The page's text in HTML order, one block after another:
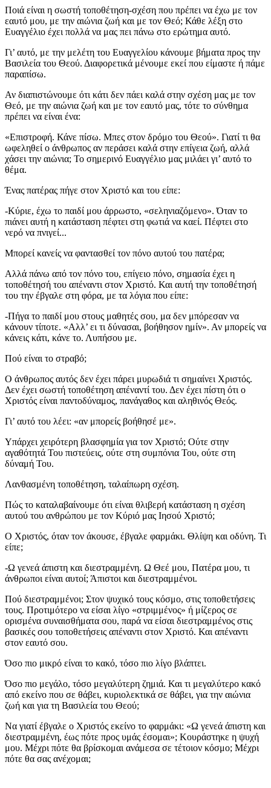
Ποιά είναι η σωστή τοποθέτηση-σχέση που πρέπει να έχω με τον
εαυτό μου, με την αιώνια ζωή και με τον Θεό; Κάθε λέξη στο
Ευαγγέλιο έχει πολλά να μας πει πάνω στο ερώτημα αυτό.
Γι’ αυτό, με την μελέτη του Ευαγγελίου κάνουμε βήματα προς την
Βασιλεία του Θεού. Διαφορετικά μένουμε εκεί που είμαστε ή πάμε
παραπίσω.
Αν διαπιστώνουμε ότι κάτι δεν πάει καλά στην σχέση μας με τον
Θεό, με την αιώνια ζωή και με τον εαυτό μας, τότε το σύνθημα
πρέπει να είναι ένα:
«Επιστροφή. Κάνε πίσω. Μπες στον δρόμο του Θεού». Γιατί τι θα
ωφεληθεί ο άνθρωπος αν περάσει καλά στην επίγεια ζωή, αλλά
χάσει την αιώνια; Το σημερινό Ευαγγέλιο μας μιλάει γι’ αυτό το
θέμα.
Ένας πατέρας πήγε στον Χριστό και του είπε:
-Κύριε, έχω το παιδί μου άρρωστο, «σεληνιαζόμενο». Όταν το
πιάνει αυτή η κατάσταση πέφτει στη φωτιά να καεί. Πέφτει στο
νερό να πνιγεί...
Μπορεί κανείς να φαντασθεί τον πόνο αυτού του πατέρα;
Αλλά πάνω από τον πόνο του, επίγειο πόνο, σημασία έχει η
τοποθέτησή του απέναντι στον Χριστό. Και αυτή την τοποθέτησή
του την έβγαλε στη φόρα, με τα λόγια που είπε:
-Πήγα το παιδί μου στους μαθητές σου, μα δεν μπόρεσαν να
κάνουν τίποτε. «Αλλ’ ει τι δύνασαι, βοήθησον ημίν». Αν μπορείς να
κάνεις κάτι, κάνε το. Λυπήσου με.
Πού είναι το στραβό;
Ο άνθρωπος αυτός δεν έχει πάρει μυρωδιά τι σημαίνει Χριστός.
Δεν έχει σωστή τοποθέτηση απέναντί του. Δεν έχει πίστη ότι ο
Χριστός είναι παντοδύναμος, πανάγαθος και αληθινός Θεός.
Γι’ αυτό του λέει: «αν μπορείς βοήθησέ με».
Υπάρχει χειρότερη βλασφημία για τον Χριστό; Ούτε στην
αγαθότητά Του πιστεύεις, ούτε στη συμπόνια Του, ούτε στη
δύναμή Του.
Λανθασμένη τοποθέτηση, ταλαίπωρη σχέση.
Πώς το καταλαβαίνουμε ότι είναι θλιβερή κατάσταση η σχέση
αυτού του ανθρώπου με τον Κύριό μας Ιησού Χριστό;
Ο Χριστός, όταν τον άκουσε, έβγαλε φαρμάκι. Θλίψη και οδύνη. Τι
είπε;
-Ω γενεά άπιστη και διεστραμμένη. Ω Θεέ μου, Πατέρα μου, τι
άνθρωποι είναι αυτοί; Άπιστοι και διεστραμμένοι.
Πού διεστραμμένοι; Στον ψυχικό τους κόσμο, στις τοποθετήσεις
τους. Προτιμότερο να είσαι λίγο «στριμμένος» ή μίζερος σε
ορισμένα συναισθήματα σου, παρά να είσαι διεστραμμένος στις
βασικές σου τοποθετήσεις απέναντι στον Χριστό. Και απέναντι
στον εαυτό σου.
Όσο πιο μικρό είναι το κακό, τόσο πιο λίγο βλάπτει.
Όσο πιο μεγάλο, τόσο μεγαλύτερη ζημιά. Και τι μεγαλύτερο κακό
από εκείνο που σε θάβει, κυριολεκτικά σε θάβει, για την αιώνια
ζωή και για τη Βασιλεία του Θεού;
Να γιατί έβγαλε ο Χριστός εκείνο το φαρμάκι: «Ω γενεά άπιστη και
διεστραμμένη, έως πότε προς υμάς έσομαι»; Κουράστηκε η ψυχή
μου. Μέχρι πότε θα βρίσκομαι ανάμεσα σε τέτοιον κόσμο; Μέχρι
πότε θα σας ανέχομαι;